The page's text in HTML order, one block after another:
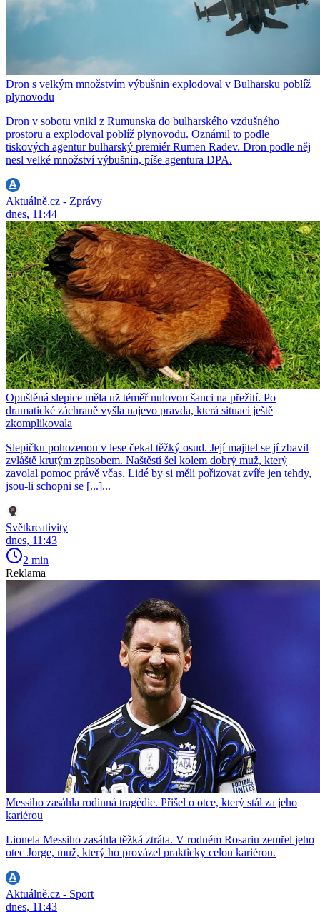
Dron s velkým množstvím výbušnin explodoval v Bulharsku poblíž
plynovodu
Dron v sobotu vnikl z Rumunska do bulharského vzdušného
prostoru a explodoval poblíž plynovodu. Oznámil to podle
tiskových agentur bulharský premiér Rumen Radev. Dron podle něj
nesl velké množství výbušnin, píše agentura DPA.
Aktuálně.cz - Zprávy
dnes, 11:44
Opuštěná slepice měla už téměř nulovou šanci na přežití. Po
dramatické záchraně vyšla najevo pravda, která situaci ještě
zkomplikovala
Slepičku pohozenou v lese čekal těžký osud. Její majitel se jí zbavil
zvláště krutým způsobem. Naštěstí šel kolem dobrý muž, který
zavolal pomoc právě včas. Lidé by si měli pořizovat zvíře jen tehdy,
jsou-li schopni se [...]...
Světkreativity
dnes, 11:43
2 min
Reklama
Messiho zasáhla rodinná tragédie. Přišel o otce, který stál za jeho
kariérou
Lionela Messiho zasáhla těžká ztráta. V rodném Rosariu zemřel jeho
otec Jorge, muž, který ho provázel prakticky celou kariérou.
Aktuálně.cz - Sport
dnes, 11:43